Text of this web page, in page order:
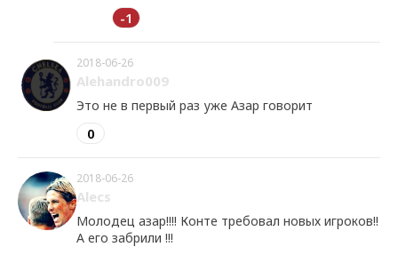
-1
2018-06-26
Alehandro009
Это не в первый раз уже Азар говорит
0
2018-06-26
Alecs
Молодец азар!!!! Конте требовал новых игроков!!
А его забрили !!!